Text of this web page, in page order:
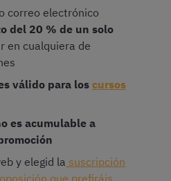
correo electrónico
del 20 % de un solo
en cualquiera de
válido para los cursos
es acumulable a
y elegid la suscripción